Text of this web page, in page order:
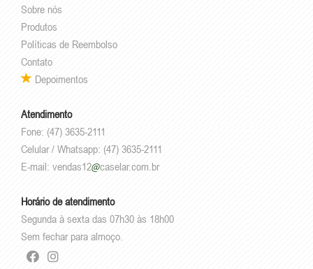
Sobre nós
Produtos
Políticas de Reembolso
Contato
Depoimentos
Atendimento
Fone: (47) 3635-2111
Celular / Whatsapp: (47) 3635-2111
E-mail: vendas12 caselar.com.br
Horário de atendimento
Segunda à sexta das 07h30 às 18h00
Sem fechar para almoço.